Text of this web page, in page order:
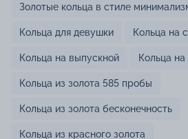
Золотые кольца в стиле
Кольца для девушки Кольца на
Кольца на выпускной Кольца
Кольца из золота 585 пробы
Кольца из золота бесконечность
Кольца из красного золота